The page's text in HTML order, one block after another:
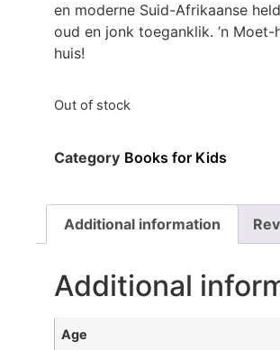
en moderne Suid-Afrikaanse
oud en jonk toeganklik. ’n
huis!
Out of stock
Category Books for Kids
Additional information
Additional
Age